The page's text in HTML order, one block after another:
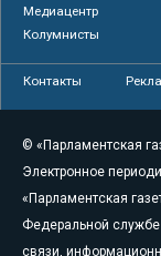
Медиацентр
Колумнисты
Контакты
© «Парламентская
Электронное
«Парламентская
Федеральной
связи,